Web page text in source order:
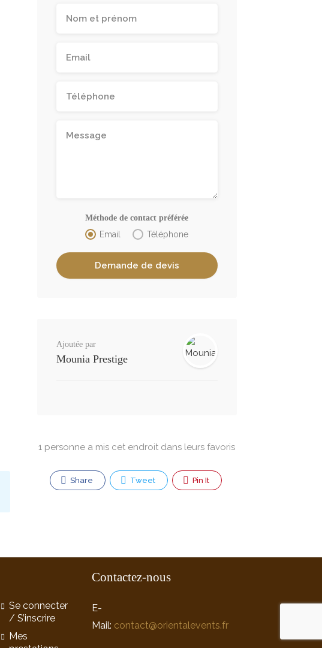
Méthode de contact préférée
Email Téléphone
Ajoutée par
Mounia Prestige
1 personne a mis cet endroit dans leurs favoris
Share Tweet Pin It
Se connecter
/ S’inscrire
Mes
prestations
Contactez-nous
E-
Mail: contact@orientalevents.fr